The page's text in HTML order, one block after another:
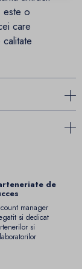
este o
care
de
manager
si dedicat
si